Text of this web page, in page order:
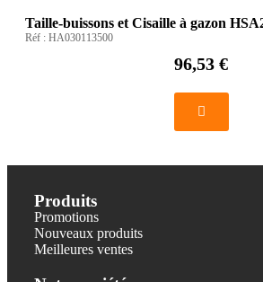
Taille-buissons et Cisaille à gazon
Réf : HA030113500
96,53 €
Produits
Promotions
Nouveaux produits
Meilleures ventes